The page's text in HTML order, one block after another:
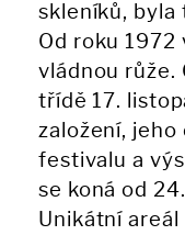
skleníků, byla
Od roku
vládnou růže.
třídě 17.
založení,
festivalu a
se koná od
Unikátní